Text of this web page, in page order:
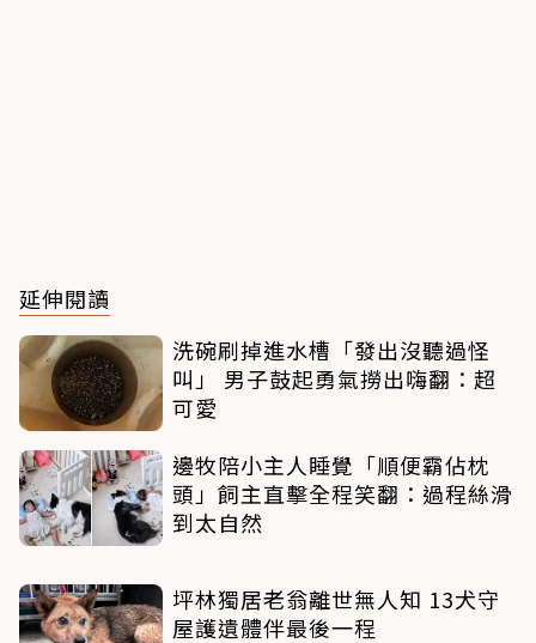
延伸閱讀
洗碗刷掉進水槽「發出沒聽過怪
叫」 男子鼓起勇氣撈出嗨翻：超
可愛
邊牧陪小主人睡覺「順便霸佔枕
頭」飼主直擊全程笑翻：過程絲滑
到太自然
坪林獨居老翁離世無人知 13犬守
屋護遺體伴最後一程